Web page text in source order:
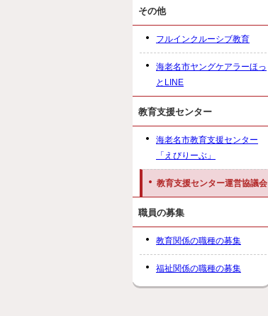
その他
フルインクルーシブ教育
海老名市ヤングケアラーほっ
とLINE
教育支援センター
海老名市教育支援センター
「えびりーぶ」
教育支援センター運営協議会
職員の募集
教育関係の職種の募集
福祉関係の職種の募集